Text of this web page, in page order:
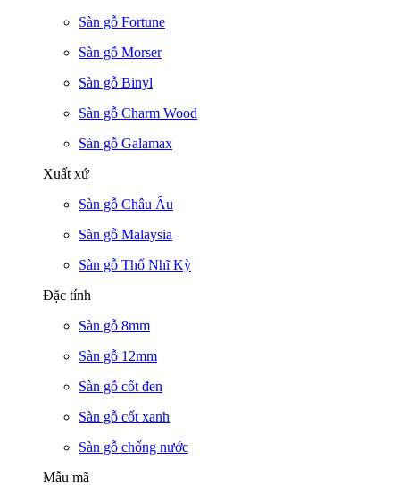
Sàn gỗ Fortune
Sàn gỗ Morser
Sàn gỗ Binyl
Sàn gỗ Charm Wood
Sàn gỗ Galamax
Xuất xứ
Sàn gỗ Châu Âu
Sàn gỗ Malaysia
Sàn gỗ Thổ Nhĩ Kỳ
Đặc tính
Sàn gỗ 8mm
Sàn gỗ 12mm
Sàn gỗ cốt đen
Sàn gỗ cốt xanh
Sàn gỗ chống nước
Mẫu mã